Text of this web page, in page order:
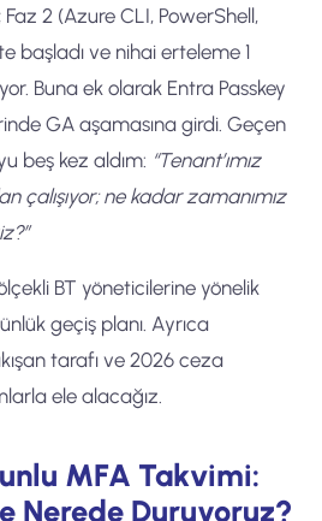
2 (Azure CLI, PowerShell,
başladı ve nihai erteleme 1
Buna ek olarak Entra Passkey
GA aşamasına girdi. Geçen
beş kez aldım: “Tenant’ımız
çalışıyor; ne kadar zamanımız
BT yöneticilerine yönelik
geçiş planı. Ayrıca
tarafı ve 2026 ceza
ele alacağız.
MFA Takvimi:
Nerede Duruyoruz?